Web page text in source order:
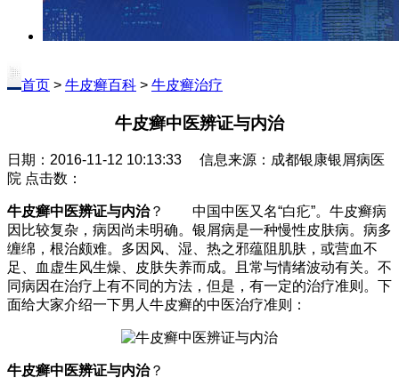
首页 > 牛皮癣百科 > 牛皮癣治疗
牛皮癣中医辨证与内治
日期：2016-11-12 10:13:33 信息来源：成都银康银屑病医
院 点击数：
牛皮癣中医辨证与内治？ 中国中医又名“白疕”。牛皮癣病
因比较复杂，病因尚未明确。银屑病是一种慢性皮肤病。病多
缠绵，根治颇难。多因风、湿、热之邪蕴阻肌肤，或营血不
足、血虚生风生燥、皮肤失养而成。且常与情绪波动有关。不
同病因在治疗上有不同的方法，但是，有一定的治疗准则。下
面给大家介绍一下男人牛皮癣的中医治疗准则：
牛皮癣中医辨证与内治？